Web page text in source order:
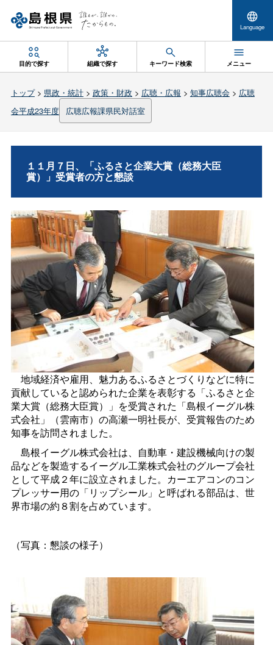
Language
目的で探す 組織で探す キーワード検索 メニュー
トップ> 県政・統計> 政策・財政 > 広聴・広報 > 知事広聴会 > 広聴
会平成23年度
広聴広報課県民対話室
１１月７日、「ふるさと企業大賞（総務大臣
賞）」受賞者の方と懇談
地域経済や雇用、魅力あるふるさとづくりなどに特に
貢献していると認められた企業を表彰する「ふるさと企
業大賞（総務大臣賞）」を受賞された「島根イーグル株
式会社」（雲南市）の高瀬一明社長が、受賞報告のため
知事を訪問されました。
島根イーグル株式会社は、自動車・建設機械向けの製
品などを製造するイーグル工業株式会社のグループ会社
として平成２年に設立されました。カーエアコンのコン
プレッサー用の「リップシール」と呼ばれる部品は、世
界市場の約８割を占めています。
（写真：懇談の様子）